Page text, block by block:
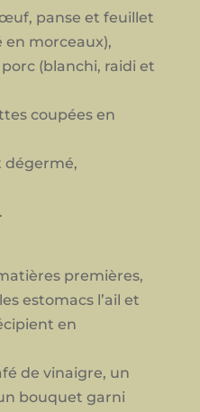
panse et feuillet
en morceaux),
(blanchi, raidi et
coupées en
dégermé,
premières,
estomacs l’ail et
en
de vinaigre, un
bouquet garni